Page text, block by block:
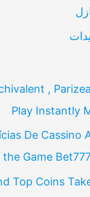
,
Play Instantly
De Cassino
the Game
Top Coins